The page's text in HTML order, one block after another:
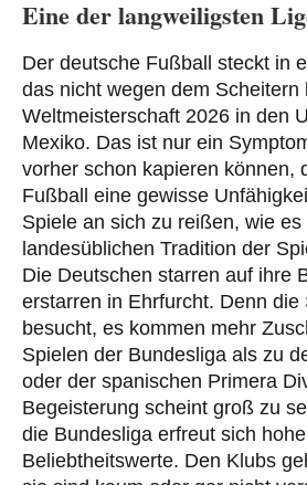
Eine der langweiligsten
Der deutsche Fußball steckt in
das nicht wegen dem Scheitern
Weltmeisterschaft 2026 in den
Mexiko. Das ist nur ein
vorher schon kapieren können,
Fußball eine gewisse
Spiele an sich zu reißen, wie es
landesüblichen Tradition der
Die Deutschen starren auf ihre
erstarren in Ehrfurcht. Denn die
besucht, es kommen mehr
Spielen der Bundesliga als zu
oder der spanischen Primera
Begeisterung scheint groß zu
die Bundesliga erfreut sich
Beliebtheitswerte. Den Klubs